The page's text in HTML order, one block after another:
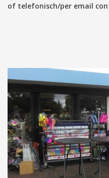
Baby & Peuter
Speelgoed & hobby
Cadeau & feest
Contact/Locatie
of telefonisch/per email